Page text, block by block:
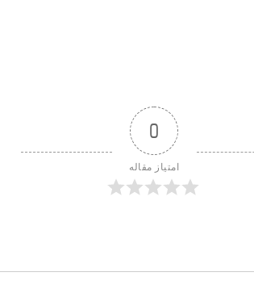
0
امتیاز مقاله